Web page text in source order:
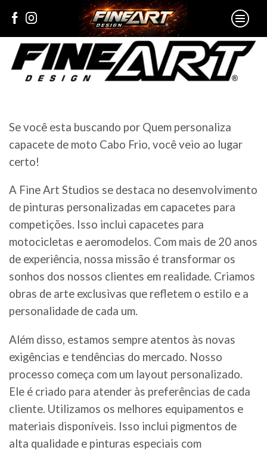
Se você esta buscando por Quem personaliza
capacete de moto Cabo Frio, você veio ao lugar
certo!
A Fine Art Studios se destaca no desenvolvimento
de pinturas personalizadas em capacetes para
competições. Isso inclui capacetes para
motocicletas e aeromodelos. Com mais de 20 anos
de experiência, nossa missão é transformar os
sonhos dos nossos clientes em realidade. Criamos
obras de arte exclusivas que refletem o estilo e a
personalidade de cada um.
Além disso, estamos sempre atentos às novas
exigências e tendências do mercado. Nosso
processo começa com um layout personalizado.
Ele é criado para atender às preferências de cada
cliente. Utilizamos os melhores equipamentos e
materiais disponíveis. Isso inclui pigmentos de
alta qualidade e pinturas especiais com